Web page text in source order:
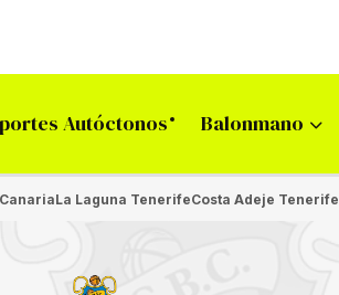
Autóctonos Balonmano
La Laguna TenerifeCosta Adeje Tenerife